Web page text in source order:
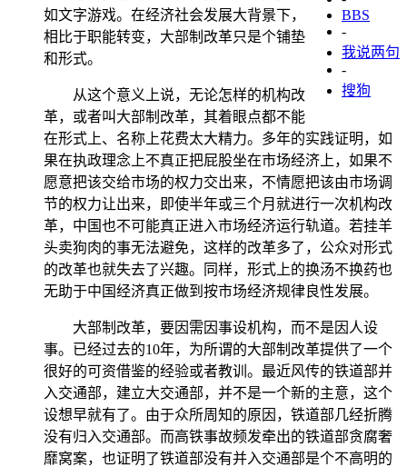
BBS
-
我说两句
-
搜狗
如文字游戏。在经济社会发展大背景下，
相比于职能转变，大部制改革只是个铺垫
和形式。
从这个意义上说，无论怎样的机构改
革，或者叫大部制改革，其着眼点都不能
在形式上、名称上花费太大精力。多年的实践证明，如
果在执政理念上不真正把屁股坐在市场经济上，如果不
愿意把该交给市场的权力交出来，不情愿把该由市场调
节的权力让出来，即使半年或三个月就进行一次机构改
革，中国也不可能真正进入市场经济运行轨道。若挂羊
头卖狗肉的事无法避免，这样的改革多了，公众对形式
的改革也就失去了兴趣。同样，形式上的换汤不换药也
无助于中国经济真正做到按市场经济规律良性发展。
大部制改革，要因需因事设机构，而不是因人设
事。已经过去的10年，为所谓的大部制改革提供了一个
很好的可资借鉴的经验或者教训。最近风传的铁道部并
入交通部，建立大交通部，并不是一个新的主意，这个
设想早就有了。由于众所周知的原因，铁道部几经折腾
没有归入交通部。而高铁事故频发牵出的铁道部贪腐奢
靡窝案，也证明了铁道部没有并入交通部是个不高明的